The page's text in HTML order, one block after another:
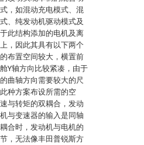
，如混动充电模式、混
、纯发动机驱动模式及
此结构添加的电机及离
，因此其具有以下两个
布置空间较大，横置前
Y轴方向比较紧凑，由于
曲轴方向需要较大的尺
种方案布设所需的空
与转矩的双耦合，发动
与变速器的输入是同轴
合时，发动机与电机的
，无法像丰田普锐斯方